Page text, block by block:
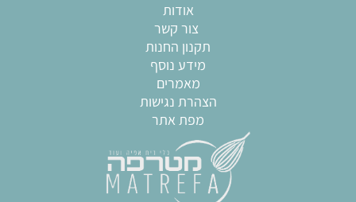
אודות
צור קשר
תקנון החנות
מידע נוסף
מאמרים
הצהרת נגישות
מפת אתר